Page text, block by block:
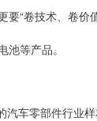
要“卷技术、卷价
池等产品。
汽车零部件行业